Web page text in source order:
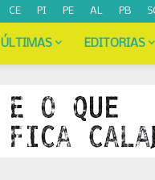
CE PI PE AL PB
ÚLTIMAS EDITORIAS